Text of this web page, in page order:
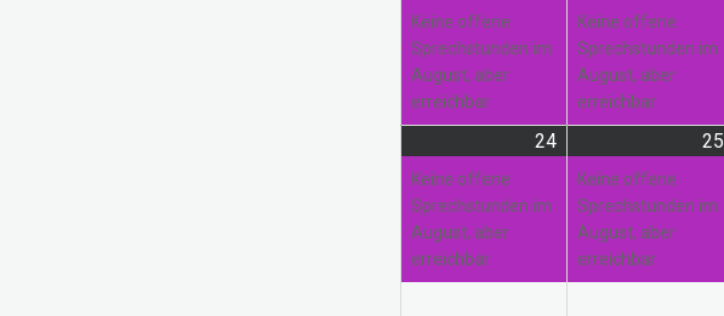
August
2026
Veranstaltung)
Keine offene
Sprechstunden im
August, aber
erreichbar
Keine offene
Sprechstunden im
August, aber
erreichbar
24
August
2026
Veranstaltung)
Keine offene
Sprechstunden im
August, aber
erreichbar
25
Keine offene
Sprechstunden im
August, aber
erreichbar